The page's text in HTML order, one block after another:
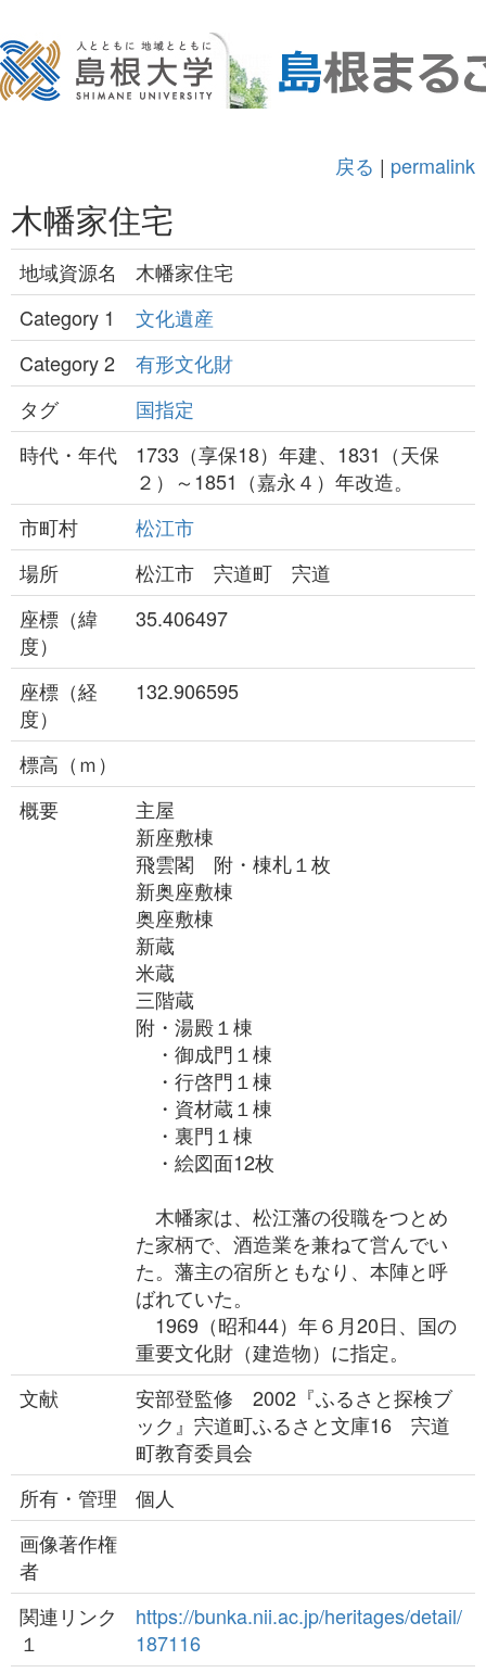
戻る | permalink
木幡家住宅
地域資源名
木幡家住宅
Category 1
文化遺産
Category 2
有形文化財
タグ
国指定
時代・年代
1733（享保18）年建、1831（天保
２）～1851（嘉永４）年改造。
市町村
松江市
場所
松江市 宍道町 宍道
座標（緯
度）
35.406497
座標（経
度）
132.906595
標高（ｍ）
概要
主屋
新座敷棟
飛雲閣 附・棟札１枚
新奥座敷棟
奥座敷棟
新蔵
米蔵
三階蔵
附・湯殿１棟
・御成門１棟
・行啓門１棟
・資材蔵１棟
・裏門１棟
・絵図面12枚
木幡家は、松江藩の役職をつとめ
た家柄で、酒造業を兼ねて営んでい
た。藩主の宿所ともなり、本陣と呼
ばれていた。
1969（昭和44）年６月20日、国の
重要文化財（建造物）に指定。
文献
安部登監修 2002『ふるさと探検ブ
ック』宍道町ふるさと文庫16 宍道
町教育委員会
所有・管理
個人
画像著作権
者
関連リンク
１
https://bunka.nii.ac.jp/heritages/detail/
187116